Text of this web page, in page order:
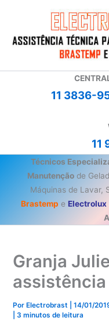
conteúdo
11 3836-
11
Técnicos
Manutenção de
Máquinas de Lavar,
Brastemp e Electrolux
Granja
assistência
Por Electrobrast |14/01/
|3 minutos de leitura